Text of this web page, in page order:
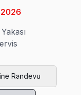
ikinci el cihaz
Randevu